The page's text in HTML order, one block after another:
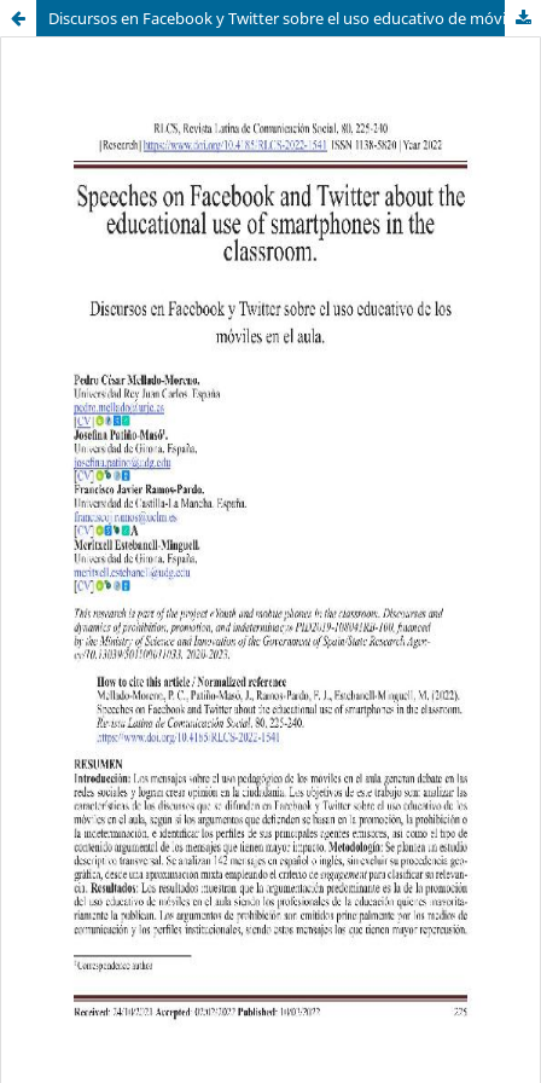
Discursos en Facebook y Twitter sobre el uso educativo de móviles en el aula